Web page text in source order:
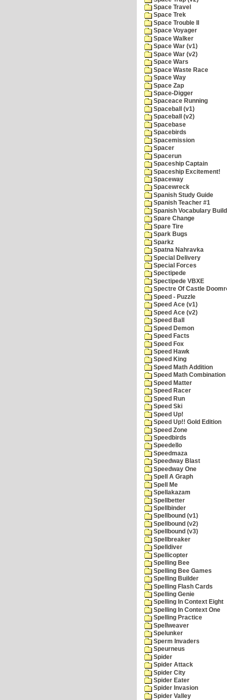
Space Travel
Space Trek
Space Trouble II
Space Voyager
Space Walker
Space War (v1)
Space War (v2)
Space Wars
Space Waste Race
Space Way
Space Zap
Space-Digger
Spaceace Running
Spaceball (v1)
Spaceball (v2)
Spacebase
Spacebirds
Spacemission
Spacer
Spacerun
Spaceship Captain
Spaceship Excitement!
Spaceway
Spacewreck
Spanish Study Guide
Spanish Teacher #1
Spanish Vocabulary
Spare Change
Spare Tire
Spark Bugs
Sparkz
Spatna Nahravka
Special Delivery
Special Forces
Spectipede
Spectipede VBXE
Spectre Of Castle
Speed - Puzzle
Speed Ace (v1)
Speed Ace (v2)
Speed Ball
Speed Demon
Speed Facts
Speed Fox
Speed Hawk
Speed King
Speed Math Addition
Speed Math Combination
Speed Matter
Speed Racer
Speed Run
Speed Ski
Speed Up!
Speed Up!! Gold Edition
Speed Zone
Speedbirds
Speedello
Speedmaza
Speedway Blast
Speedway One
Spell A Graph
Spell Me
Spellakazam
Spellbetter
Spellbinder
Spellbound (v1)
Spellbound (v2)
Spellbound (v3)
Spellbreaker
Spelldiver
Spellicopter
Spelling Bee
Spelling Bee Games
Spelling Builder
Spelling Flash Cards
Spelling Genie
Spelling In Context Eight
Spelling In Context One
Spelling Practice
Spellweaver
Spelunker
Sperm Invaders
Speurneus
Spider
Spider Attack
Spider City
Spider Eater
Spider Invasion
Spider Valley